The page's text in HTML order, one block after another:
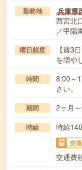
勤務地 兵庫県
西宮北
／甲陽
曜日頻度
【週3
を増や
時間
8:00～
さい。
期間 2ヶ月
時給 時給
交
交通費